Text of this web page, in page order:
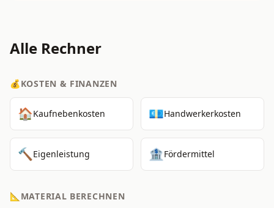
Alle Rechner
💰KOSTEN & FINANZEN
🏠Kaufnebenkosten 💶Handwerkerkosten
🔨 Eigenleistung 🏦Fördermittel
📐 MATERIAL BERECHNEN